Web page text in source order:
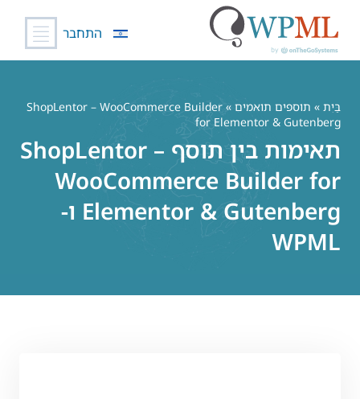
התחבר
בַּיִת » תוספים תואמים
» ShopLentor – WooCommerce Builder
for Elementor & Gutenberg
תאימות בין תוסף ShopLentor –
WooCommerce Builder for
Elementor & Gutenberg ו-
WPML